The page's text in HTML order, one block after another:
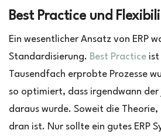
Best Practice und
Ein wesentlicher Ansatz von ERP
Standardisierung. Best Practice ist
Tausendfach erprobte Prozesse
so optimiert, dass irgendwann der
daraus wurde. Soweit die Theorie,
dran ist. Nur sollte ein gutes ERP